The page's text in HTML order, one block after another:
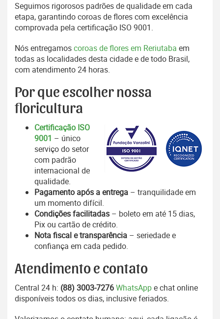
Seguimos rigorosos padrões de qualidade em cada
etapa, garantindo coroas de flores com excelência
comprovada pela certificação ISO 9001.
Nós entregamoscoroas de flores em Reriutaba em
todas as localidades desta cidade e de todo Brasil,
com atendimento 24 horas.
Por que escolher nossa
floricultura
Certificação ISO
9001 – único
serviço do setor
com padrão
internacional de
qualidade.
Pagamento após a entrega – tranquilidade em
um momento difícil.
Condições facilitadas – boleto em até 15 dias,
Pix ou cartão de crédito.
Nota fiscal e transparência – seriedade e
confiança em cada pedido.
Atendimento e contato
Central 24 h: (88) 3003-7276WhatsAppe chat online
disponíveis todos os dias, inclusive feriados.